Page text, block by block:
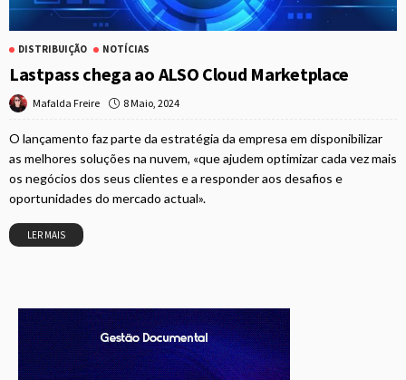
DISTRIBUIÇÃO NOTÍCIAS
Lastpass chega ao ALSO Cloud Marketplace
Mafalda Freire 8 Maio, 2024
O lançamento faz parte da estratégia da empresa em disponibilizar
as melhores soluções na nuvem, «que ajudem optimizar cada vez mais
os negócios dos seus clientes e a responder aos desafios e
oportunidades do mercado actual».
LER MAIS